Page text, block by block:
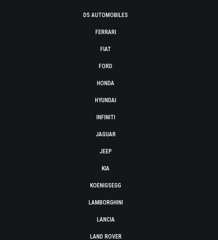
DS AUTOMOBILES
FERRARI
FIAT
FORD
HONDA
HYUNDAI
INFINITI
JAGUAR
JEEP
KIA
KOENIGSEGG
LAMBORGHINI
LANCIA
LAND ROVER